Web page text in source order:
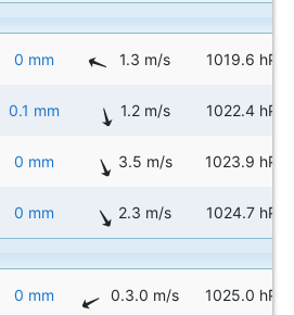
0 mm 1.3 m/s 1019.6 hPa
0.1 mm 1.2 m/s 1022.4 hPa
0 mm 3.5 m/s 1023.9 hPa
0 mm 2.3 m/s 1024.7 hPa
0 mm 0.3.0 m/s 1025.0 hPa